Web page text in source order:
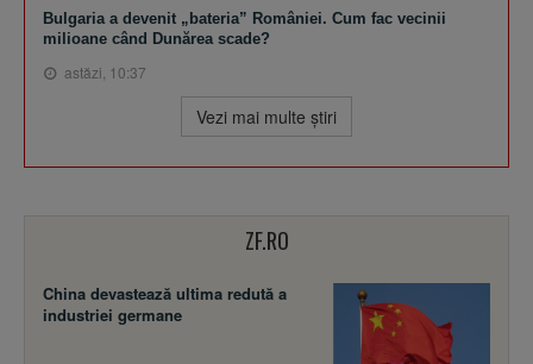
Bulgaria a devenit „bateria” României. Cum fac vecinii
milioane când Dunărea scade?
astăzi, 10:37
Vezi mai multe ştiri
ZF.RO
China devastează ultima redută a
industriei germane